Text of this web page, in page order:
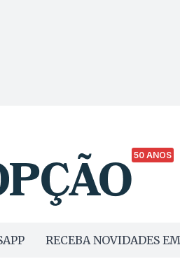
50 ANOS
RECEBA NOVIDADES